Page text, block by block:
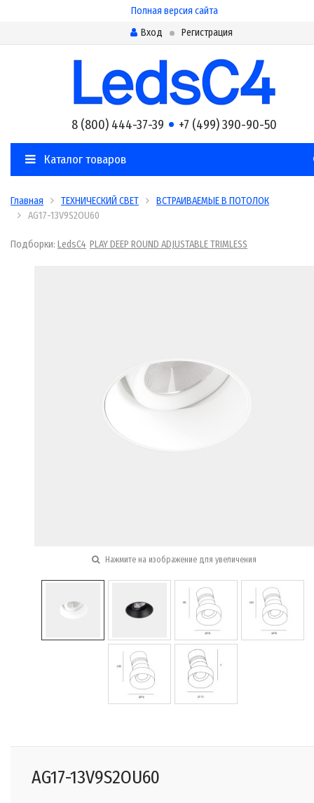
Полная версия сайта
Вход
Регистрация
8 (800) 444-37-39 +7 (499) 390-90-50
Каталог товаров
Главная ТЕХНИЧЕСКИЙ СВЕТ
ВСТРАИВАЕМЫЕ В ПОТОЛОК
AG17-13V9S2OU60
Подборки: LedsC4 PLAY DEEP ROUND ADJUSTABLE TRIMLESS
Нажмите на изображение для увеличения
AG17-13V9S2OU60